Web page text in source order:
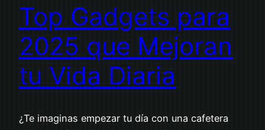
Top Gadgets para
2025 que Mejoran
tu Vida Diaria
¿Te imaginas empezar tu día con una cafetera